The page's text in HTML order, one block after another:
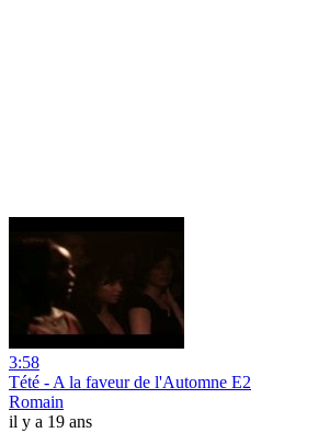
3:58
Tété - A la faveur de l'Automne E2
Romain
il y a 19 ans